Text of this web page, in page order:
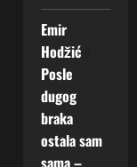
Emir
Hodžić
Posle
dugog
braka
ostala sam
sama –